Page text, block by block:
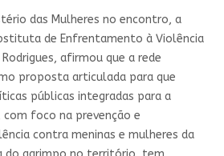
das Mulheres no encontro, a
de Enfrentamento à Violência
afirmou que a rede
proposta articulada para que
públicas integradas para a
foco na prevenção e
contra meninas e mulheres da